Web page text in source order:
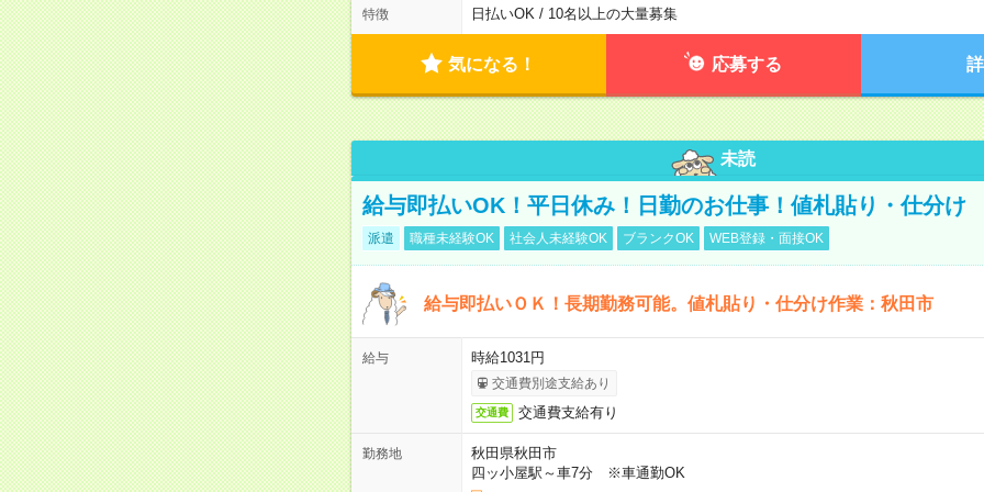
特徴 日払いOK / 10名以上の大量募集
気になる！ 応募する
未読
給与即払いOK！平日休み！日勤のお仕事！値札貼り・仕分け
派遣 職種未経験OK 社会人未経験OK ブランクOK WEB登録・面接OK
給与即払いＯＫ！長期勤務可能。値札貼り・仕分け作業：秋田市
給与 時給1031円
交通費別途支給あり
交通費 交通費支給有り
勤務地
秋田県秋田市
四ッ小屋駅～車7分 ※車通勤OK